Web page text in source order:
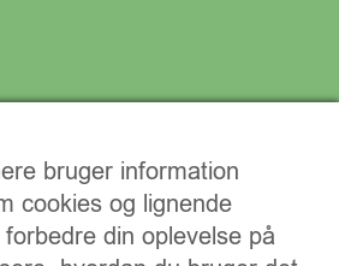
bruger information
cookies og lignende
din oplevelse på